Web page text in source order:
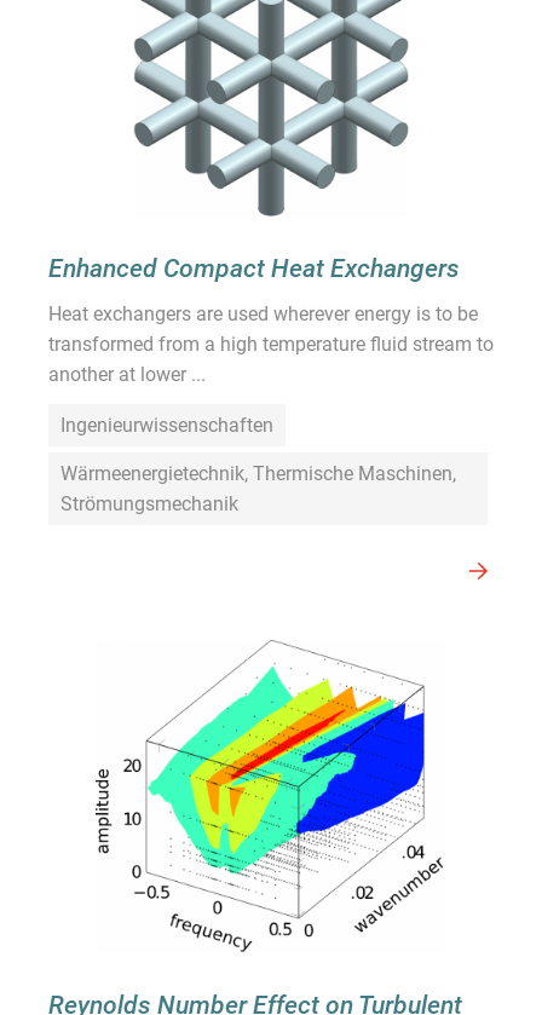
Enhanced Compact Heat Exchangers
Heat exchangers are used wherever energy is to be
transformed from a high temperature fluid stream to
another at lower ...
Ingenieurwissenschaften
Wärmeenergietechnik, Thermische Maschinen,
Strömungsmechanik
Reynolds Number Effect on Turbulent